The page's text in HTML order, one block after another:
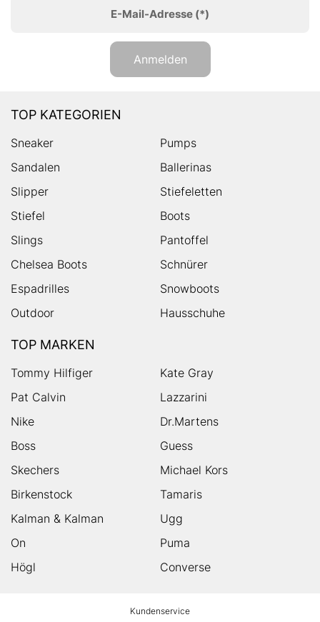
E-Mail-Adresse (*)
Anmelden
TOP KATEGORIEN
Sneaker
Pumps
Sandalen
Ballerinas
Slipper
Stiefeletten
Stiefel
Boots
Slings
Pantoffel
Chelsea Boots
Schnürer
Espadrilles
Snowboots
Outdoor
Hausschuhe
TOP MARKEN
Tommy Hilfiger
Kate Gray
Pat Calvin
Lazzarini
Nike
Dr.Martens
Boss
Guess
Skechers
Michael Kors
Birkenstock
Tamaris
Kalman & Kalman
Ugg
On
Puma
Högl
Converse
Kundenservice